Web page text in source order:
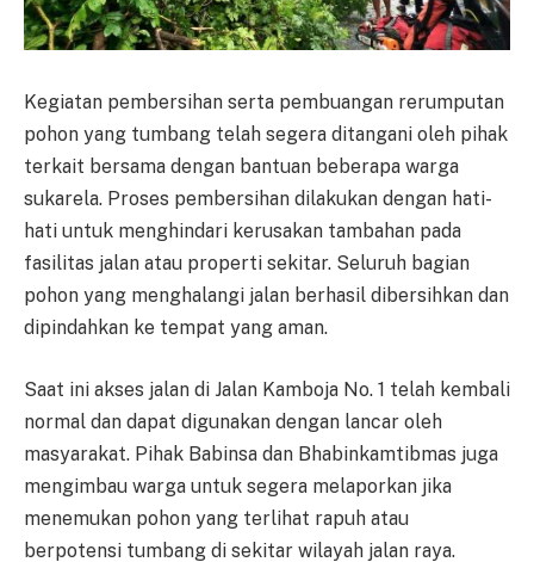
Kegiatan pembersihan serta pembuangan rerumputan
pohon yang tumbang telah segera ditangani oleh pihak
terkait bersama dengan bantuan beberapa warga
sukarela. Proses pembersihan dilakukan dengan hati-
hati untuk menghindari kerusakan tambahan pada
fasilitas jalan atau properti sekitar. Seluruh bagian
pohon yang menghalangi jalan berhasil dibersihkan dan
dipindahkan ke tempat yang aman.
Saat ini akses jalan di Jalan Kamboja No. 1 telah kembali
normal dan dapat digunakan dengan lancar oleh
masyarakat. Pihak Babinsa dan Bhabinkamtibmas juga
mengimbau warga untuk segera melaporkan jika
menemukan pohon yang terlihat rapuh atau
berpotensi tumbang di sekitar wilayah jalan raya.